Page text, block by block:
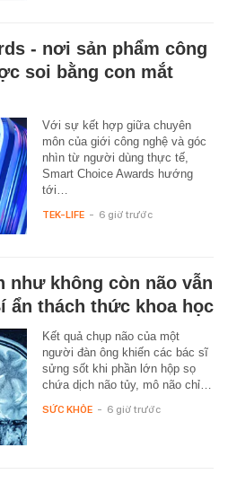
- nơi sản phẩm công
soi bằng con mắt
Với sự kết hợp giữa chuyên
môn của giới công nghệ và góc
nhìn từ người dùng thực tế,
Smart Choice Awards hướng
tới…
TEK-LIFE - 6 giờ trước
như không còn não vẫn
ẩn thách thức khoa học
Kết quả chụp não của một
người đàn ông khiến các bác sĩ
sửng sốt khi phần lớn hộp sọ
chứa dịch não tủy, mô não chỉ…
SỨC KHỎE - 6 giờ trước